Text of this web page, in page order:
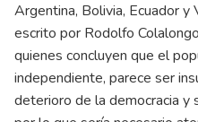
Argentina, Bolivia, Ecuador
escrito por Rodolfo
quienes concluyen que el
independiente, parece ser
deterioro de la democracia y